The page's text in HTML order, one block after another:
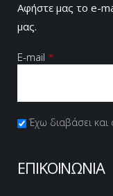
Αφήστε μας το e-
μας.
E-mail *
Πολιτική Απορρήτου
Έχω διαβάσει
This
question is
ΕΠΙΚΟΙΝΩΝΙΑ